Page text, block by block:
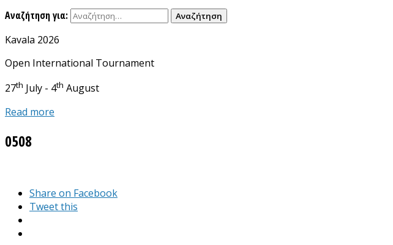
Αναζήτηση για:
Kavala 2026
Open International Tournament
27th July - 4th August
Read more
0508
Share on Facebook
Tweet this